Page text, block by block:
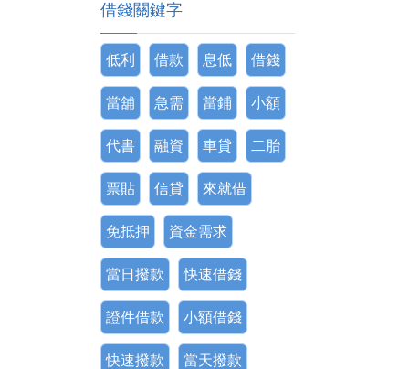
借錢關鍵字
低利 借款 息低 借錢
當舖 急需 當鋪 小額
代書 融資 車貸 二胎
票貼 信貸 來就借
免抵押 資金需求
當日撥款 快速借錢
證件借款 小額借錢
快速撥款 當天撥款